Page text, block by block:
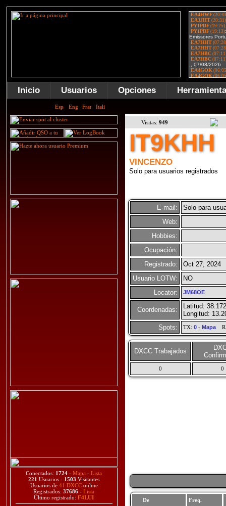
Inicio Usuarios Opciones
Conectados: 1724 - Mapa - Lista
221 Usuarios - 1503 Visitantes
Usuarios de 41 DXCConline
Registrados: 37686 - Lista
Último registrado: F4LUI
Visitas: 949
IT9KHH
VINCENZO
Solo para usuarios registrados
E-mail:
Solo para
Web:
Hobbies:
Ocupación:
Registrado:
Oct 27, 2024
Usuario LOTW:
NO
Locator:
JM68OE
Coordenadas:
Latitud: 38.172
Longitud:
Spots:
TX: 0- Mapa
DXCC Trabajados
0 0
De Freq.